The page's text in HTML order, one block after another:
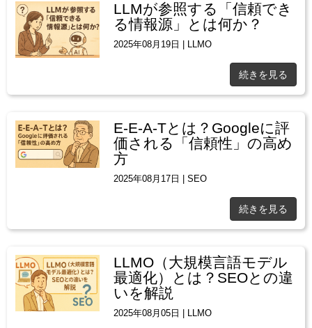
LLMが参照する「信頼でき
る情報源」とは何か？
2025年08月19日 LLMO
続きを見る
E-E-A-Tとは？Googleに評
価される「信頼性」の高め
方
2025年08月17日 |SEO
続きを見る
LLMO（大規模言語モデル
最適化）とは？SEOとの違
いを解説
2025年08月05日 LLMO